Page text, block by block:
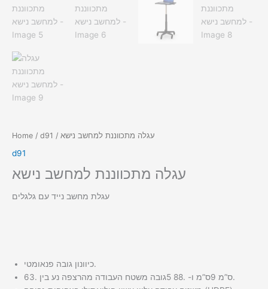
Home / d91 / עגלה מתכווננת למחשב נישא
d91
עגלה מתכווננת למחשב נישא
עגלת מחשב נייד עם גלגלים
כיוונון גובה פנאומטי.
גובה משטח העבודה מהרצפה נע בין 63‪.‬5 ס”מ ו- 88‪.‬9 ס”מ.